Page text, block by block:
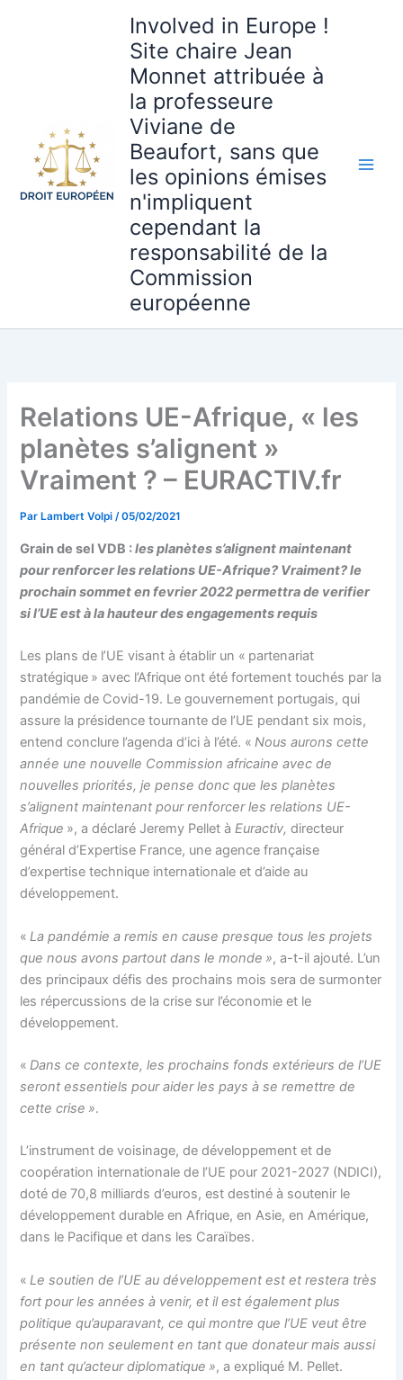
Involved in Europe !
Site chaire Jean
Monnet attribuée à
la professeure
Viviane de
Beaufort, sans que
les opinions émises
n'impliquent
cependant la
responsabilité de la
Commission
européenne
Relations UE-Afrique, « les
planètes s’alignent »
Vraiment ? – EURACTIV.fr
Par Lambert Volpi/05/02/2021
Grain de sel VDB :les planètes s’alignent maintenant
pour renforcer les relations UE-Afrique? Vraiment? le
prochain sommet en fevrier 2022 permettra de verifier
si l’UE est à la hauteur des engagements requis
Les plans de l’UE visant à établir un « partenariat
stratégique » avec l’Afrique ont été fortement touchés par la
pandémie de Covid-19. Le gouvernement portugais, qui
assure la présidence tournante de l’UE pendant six mois,
entend conclure l’agenda d’ici à l’été. «Nous aurons cette
année une nouvelle Commission africaine avec de
nouvelles priorités, je pense donc que les planètes
s’alignent maintenant pour renforcer les relations UE-
Afrique », a déclaré Jeremy Pellet àEuractiv, directeur
général d’Expertise France, une agence française
d’expertise technique internationale et d’aide au
développement.
«La pandémie a remis en cause presque tous les projets
que nous avons partout dans le monde », a-t-il ajouté. L’un
des principaux défis des prochains mois sera de surmonter
les répercussions de la crise sur l’économie et le
développement.
«Dans ce contexte, les prochains fonds extérieurs de l’UE
seront essentiels pour aider les pays à se remettre de
cette crise ».
L’instrument de voisinage, de développement et de
coopération internationale de l’UE pour 2021-2027 (NDICI),
doté de 70,8 milliards d’euros, est destiné à soutenir le
développement durable en Afrique, en Asie, en Amérique,
dans le Pacifique et dans les Caraïbes.
«Le soutien de l’UE au développement est et restera très
fort pour les années à venir, et il est également plus
politique qu’auparavant, ce qui montre que l’UE veut être
présente non seulement en tant que donateur mais aussi
en tant qu’acteur diplomatique », a expliqué M. Pellet.